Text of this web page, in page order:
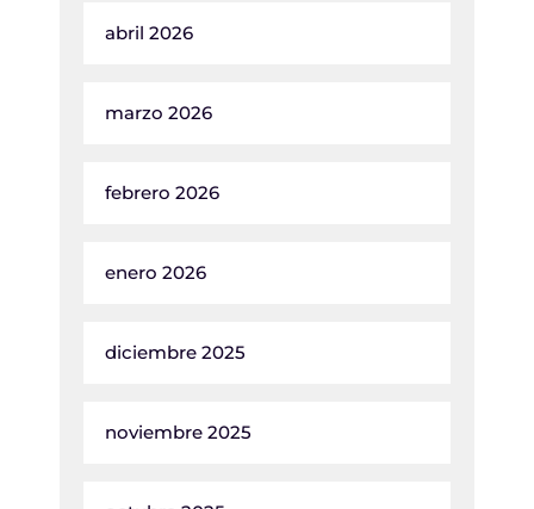
abril 2026
marzo 2026
febrero 2026
enero 2026
diciembre 2025
noviembre 2025